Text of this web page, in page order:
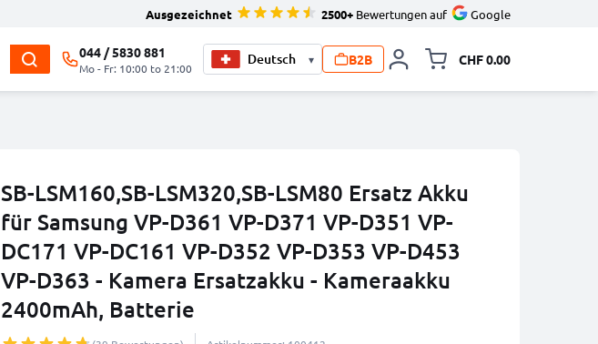
Ausgezeichnet 2500+ Bewertungen auf Google
044 / 5830 881
Mo - Fr: 10:00 to 21:00
▾ B2B CHF 0.00
SB-LSM160,SB-LSM320,SB-LSM80 Ersatz Akku
für Samsung VP-D361 VP-D371 VP-D351 VP-
DC171 VP-DC161 VP-D352 VP-D353 VP-D453
VP-D363 - Kamera Ersatzakku - Kameraakku
2400mAh, Batterie